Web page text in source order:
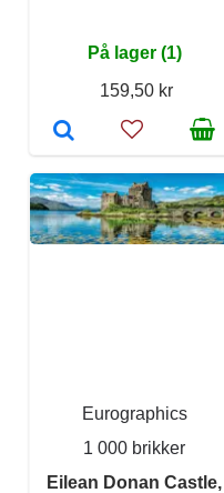
På lager (1)
159,50 kr
Eurographics
1 000 brikker
Eilean Donan Castle,